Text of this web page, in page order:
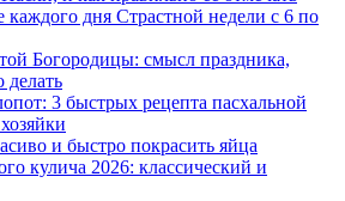
дня Страстной недели с 6 по
Богородицы: смысл праздника,
3 быстрых рецепта пасхальной
и быстро покрасить яйца
кулича 2026: классический и